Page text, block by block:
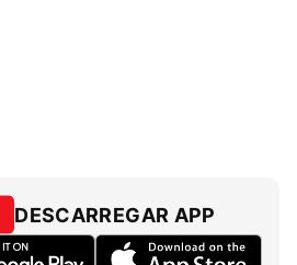
DESCARREGAR APP